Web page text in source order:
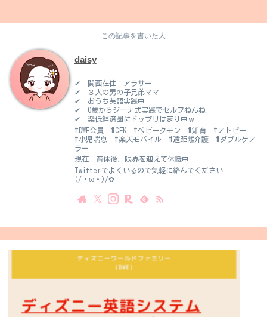
この記事を書いた人
daisy
✔ 関西在住 アラサー
✔ ３人の男の子兄弟ママ
✔ おうち英語実践中
✔ 0歳からジーナ式実践でセルフねんね
✔ 楽低経済圏にドップリはまり中ｗ
#DWE会員 #CFK #ベビークモン #知育 #アトピー
#小児喘息 #楽天モバイル #遠距離介護 #ダブルケア
ラー
現在 育休後、限界を迎えて休職中
Twitterでよくいるので気軽に絡んでください
(/・ω・)/✿